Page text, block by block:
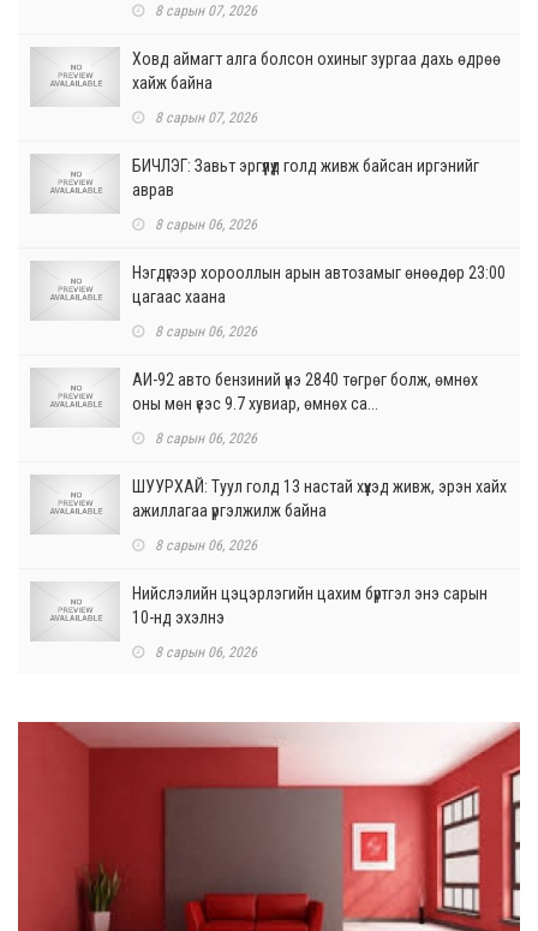
8 сарын 07, 2026
Ховд аймагт алга болсон охиныг зургаа дахь өдрөө
хайж байна
8 сарын 07, 2026
БИЧЛЭГ: Завьт эргүүлүүд голд живж байсан иргэнийг
аврав
8 сарын 06, 2026
Нэгдүгээр хорооллын арын автозамыг өнөөдөр 23:00
цагаас хаана
8 сарын 06, 2026
АИ-92 авто бензиний үнэ 2840 төгрөг болж, өмнөх
оны мөн үеэс 9.7 хувиар, өмнөх са...
8 сарын 06, 2026
ШУУРХАЙ: Туул голд 13 настай хүүхэд живж, эрэн хайх
ажиллагаа үргэлжилж байна
8 сарын 06, 2026
Нийслэлийн цэцэрлэгийн цахим бүртгэл энэ сарын
10-нд эхэлнэ
8 сарын 06, 2026
барилгын ажлын нийт гүйцэтгэл 74.5 хув...
Нэгдүгээр ангид элсэгчдийн бүртгэлийг энэ сарын 17-
ноос E-Mongolia системээр зохи...
Өчигдөр согтуугаар тээврийн хэрэгсэл жолоодсон